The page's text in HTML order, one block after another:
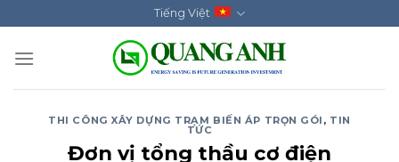
to
content
Tiếng Việt
THI CÔNG XÂY DỰNG TRẠM BIẾN ÁP TRỌN GÓI , TIN
TỨC
Đơn vị tổng thầu cơ điện